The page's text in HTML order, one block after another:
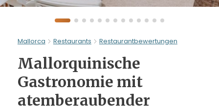
Mallorca Restaurants Restaurantbewertungen
Mallorquinische
Gastronomie mit
atemberaubender